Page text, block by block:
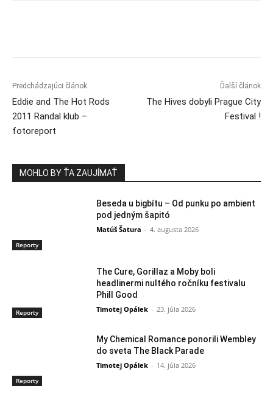
Predchádzajúci článok
Eddie and The Hot Rods
2011 Randal klub –
fotoreport
Ďalší článok
The Hives dobyli Prague City
Festival !
MOHLO BY ŤA ZAUJÍMAŤ
Reporty
Beseda u bigbítu – Od punku po ambient
pod jedným šapitó
Matúš Šatura - 4. augusta 2026
Reporty
The Cure, Gorillaz a Moby boli
headlinermi nultého ročníku festivalu
Phill Good
Timotej Opálek - 23. júla 2026
Reporty
My Chemical Romance ponorili Wembley
do sveta The Black Parade
Timotej Opálek - 14. júla 2026